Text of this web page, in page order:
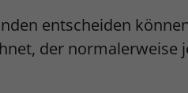
entscheiden
der